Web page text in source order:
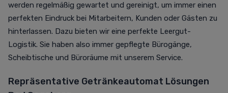
werden regelmäßig gewartet und gereinigt, um immer einen
perfekten Eindruck bei Mitarbeitern, Kunden oder Gästen zu
hinterlassen. Dazu bieten wir eine perfekte Leergut-
Logistik. Sie haben also immer gepflegte Bürogänge,
Scheibtische und Büroräume mit unserem Service.
Repräsentative Getränkeautomat Lösungen